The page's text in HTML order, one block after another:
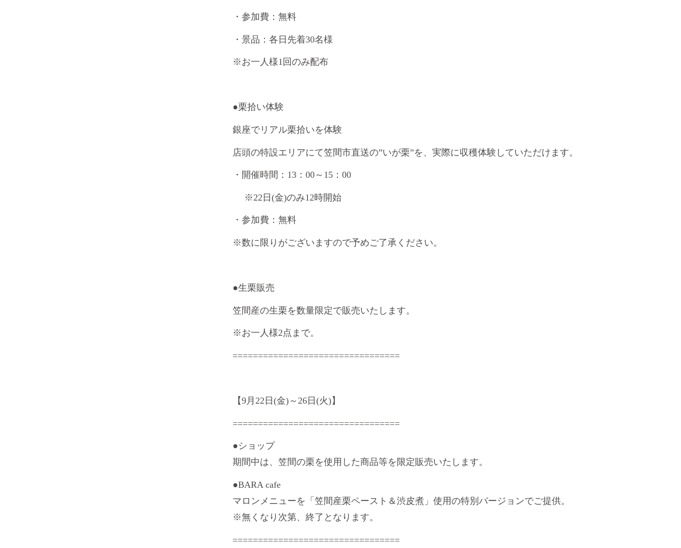
・参加費：無料
・景品：各日先着30名様
※お一人様1 回のみ配布
●栗拾い体験
銀座でリアル栗拾いを体験
店頭の特設エリアにて笠間市直送の”いが栗”を、実際に収穫体験していただけます。
・開催時間： 13 ： 00～ 15 ： 00
※22 日(金)のみ12時開始
・参加費：無料
※数に限りがございますので予めご了承ください。
●生栗販売
笠間産の生栗を数量限定で販売いたします。
※お一人様2点まで。
=================================
【9月 22 日 (金)～ 26 日 (火)】
=================================
●ショップ
期間中は、笠間の栗を使用した商品等を限定販売いたします。
●BARA cafe
マロンメニューを「笠間産栗ペースト＆渋皮煮」使用の特別バージョンでご提供。
※無くなり次第、終了となります。
=================================